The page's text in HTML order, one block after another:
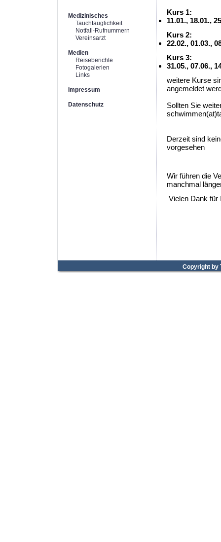
Medizinisches
Tauchtauglichkeit
Notfall-Rufnummern
Vereinsarzt
Medien
Reiseberichte
Fotogalerien
Links
Impressum
Datenschutz
Kurs 1:
11.01., 18.01.,
Kurs 2:
22.02., 01.03.,
Kurs 3:
31.05., 07.06.,
weitere Kurse
angemeldet
Sollten Sie
Derzeit sind
vorgesehen
Wir führen die
manchmal
Vielen Dank für
Copyright by